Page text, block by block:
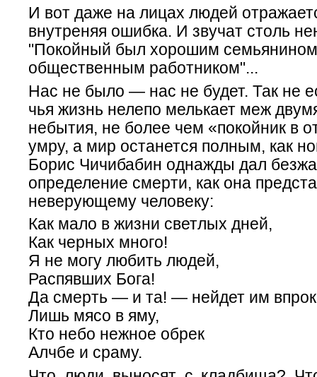
И вот даже на лицах людей
внутреняя ошибка. И звучат столь
"Покойный был хорошим
общественным работником"...
Нас не было — нас не будет. Так не
чья жизнь нелепо мелькает меж
небытия, не более чем «покойник в
умру, а мир останется полным, как
Борис Чичибабин однажды дал
определение смерти, как она
неверующему человеку:
Как мало в жизни светлых дней,
Как черных много!
Я не могу любить людей,
Распявших Бога!
Да смерть — и та! — нейдет им впрок
Лишь мясо в яму,
Кто небо нежное обрек
Алчбе и сраму.